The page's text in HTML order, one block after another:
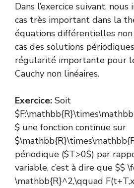
Dans l’exercice suivant,
cas très important dans la
équations différentielles non
cas des solutions
régularité importante pour
Cauchy non linéaires.
Exercice: Soit
$ une fonction continue sur
périodique ($T>0$) par
variable, c’est à dire que $$
\mathbb{R}^2,\qquad